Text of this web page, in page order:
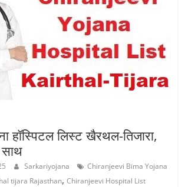
हॉस्पिटल लिस्ट खैरथल-तिजारा,
Sarkariyojana
Chiranjeevi Bima Yojana
tijara Rajasthan,Chiranjeevi Hospital List